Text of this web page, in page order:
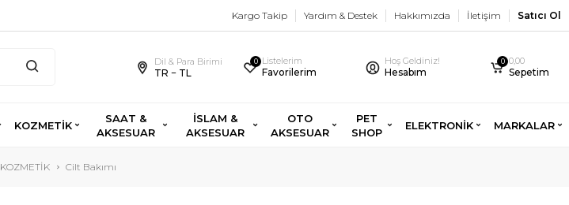
Kargo Takip Yardım & Destek Hakkımızda İletişim Satıcı Ol
Dil & Para Birimi
TR − TL
0 Listelerim
Favorilerim
Hoş Geldiniz!
Hesabım
0 0,00
Sepetim
KOZMETİK
SAAT &
AKSESUAR
İSLAM &
AKSESUAR
OTO
AKSESUAR
PET
SHOP
ELEKTRONİK MARKALAR
KOZMETİK Cilt Bakımı